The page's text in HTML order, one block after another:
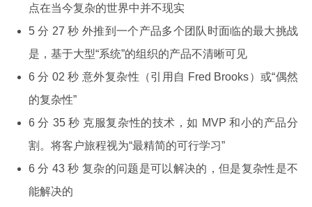
点在当今复杂的世界中并不现实
5 分 27 秒 外推到一个产品多个团队时面临的最大挑战
是，基于大型“系统”的组织的产品不清晰可见
6 分 02 秒 意外复杂性（引用自 Fred Brooks）或“偶然
的复杂性”
6 分 35 秒 克服复杂性的技术，如 MVP 和小的产品分
割。将客户旅程视为“最精简的可行学习”
6 分 43 秒 复杂的问题是可以解决的，但是复杂性是不
能解决的